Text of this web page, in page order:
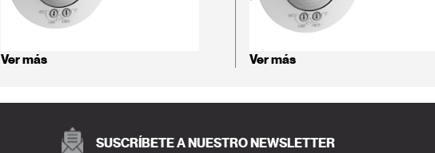
Ver más Ver más
SUSCRÍBETE A NUESTRO NEWSLETTER